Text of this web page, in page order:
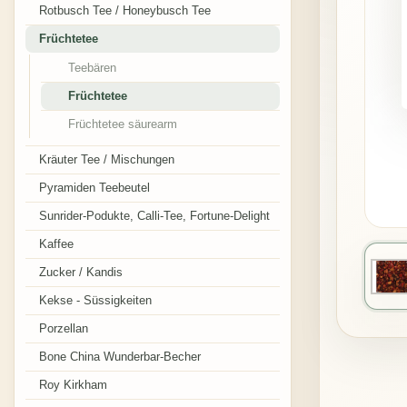
Rotbusch Tee / Honeybusch Tee
Früchtetee
Teebären
Früchtetee
Früchtetee säurearm
Kräuter Tee / Mischungen
Pyramiden Teebeutel
Sunrider-Podukte, Calli-Tee, Fortune-Delight
Kaffee
Zucker / Kandis
Kekse - Süssigkeiten
Porzellan
Bone China Wunderbar-Becher
Roy Kirkham